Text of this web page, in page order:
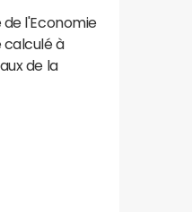
l'Economie
calculé à
de la